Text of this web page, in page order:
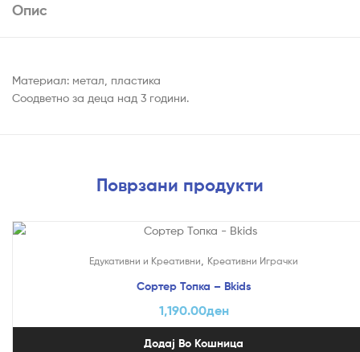
Опис
Материал: метал, пластика
Соодветно за деца над 3 години.
Поврзани продукти
Едукативни и Креативни Креативни Играчки
Сортер Топка – Bkids
1,190.00ден
Додај Во Кошница